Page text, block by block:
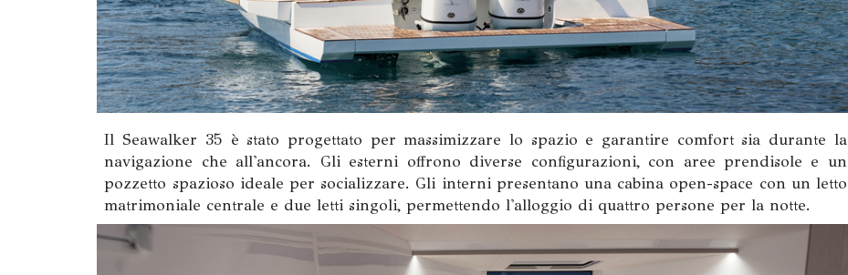
Il Seawalker 35 è stato progettato per massimizzare lo spazio e garantire comfort sia durante la
navigazione che all'ancora. Gli esterni offrono diverse configurazioni, con aree prendisole e un
pozzetto spazioso ideale per socializzare. Gli interni presentano una cabina open-space con un letto
matrimoniale centrale e due letti singoli, permettendo l'alloggio di quattro persone per la notte.